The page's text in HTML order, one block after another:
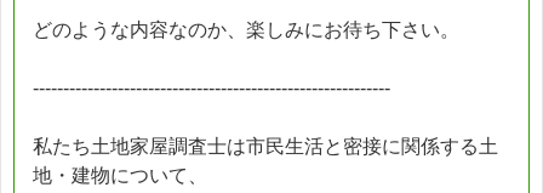
どのような内容なのか、楽しみにお待ち下さい。
-----------------------------------------------------------
私たち土地家屋調査士は市民生活と密接に関係する土
地・建物について、